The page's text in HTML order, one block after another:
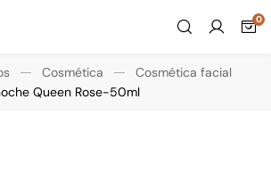
Cosmética
Cosmética facial
Queen Rose-50ml